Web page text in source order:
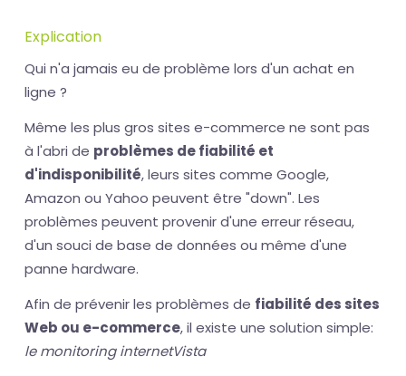
Explication
Qui n'a jamais eu de problème lors d'un achat en
ligne ?
Même les plus gros sites e-commerce ne sont pas
à l'abri de problèmes de fiabilité et
d'indisponibilité, leurs sites comme Google,
Amazon ou Yahoo peuvent être "down". Les
problèmes peuvent provenir d'une erreur réseau,
d'un souci de base de données ou même d'une
panne hardware.
Afin de prévenir les problèmes de fiabilité des sites
Web ou e-commerce, il existe une solution simple:
le monitoring internetVista